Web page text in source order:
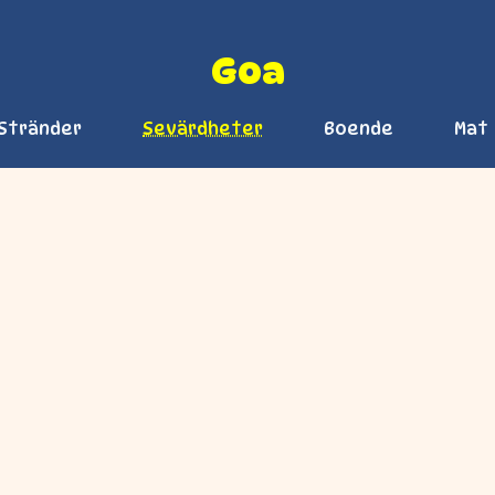
Goa
Sevärdheter Boende Mat